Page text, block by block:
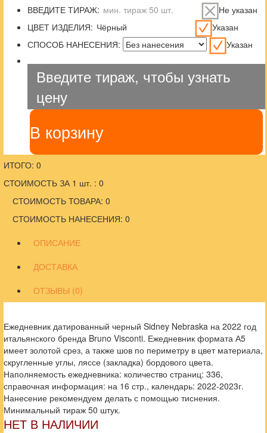
ВВЕДИТЕ ТИРАЖ:
Не указан
ЦВЕТ ИЗДЕЛИЯ:
Указан
СПОСОБ НАНЕСЕНИЯ:
Указан
Введите тираж, чтобы узнать
цену
В корзину
ИТОГО: 0
СТОИМОСТЬ ЗА 1 шт. : 0
СТОИМОСТЬ ТОВАРА: 0
СТОИМОСТЬ НАНЕСЕНИЯ: 0
ОПИСАНИЕ
ДОСТАВКА
ОТЗЫВЫ (0)
Ежедневник датированный черный Sidney Nebraska на 2022 год
итальянского бренда Bruno Visconti. Ежедневник формата А5
имеет золотой срез, а также шов по периметру в цвет материала,
скругленные углы, ляссе (закладка) бордового цвета.
Наполняемость ежедневника: количество страниц: 336,
справочная информация: на 16 стр., календарь: 2022-2023г.
Нанесение рекомендуем делать с помощью тиснения.
Минимальный тираж 50 штук.
НЕТ В НАЛИЧИИ